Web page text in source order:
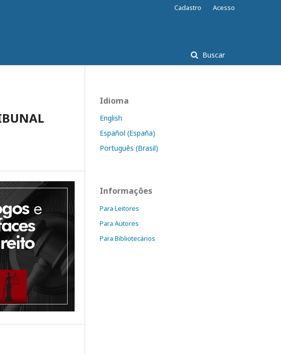
Buscar
Cadastro Acesso
Idioma
English
Español (España)
Português (Brasil)
Informações
Para Leitores
Para Autores
Para Bibliotecários